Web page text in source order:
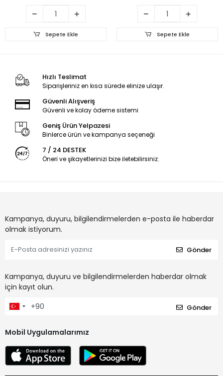
Sepete Ekle Sepete Ekle
Hızlı Teslimat
Siparişleriniz en kısa sürede elinize ulaşır.
Güvenli Alışveriş
Güvenli ve kolay ödeme sistemi
Geniş Ürün Yelpazesi
Binlerce ürün ve kampanya seçeneği
7 / 24 DESTEK
Öneri ve şikayetlerinizi bize iletebilirsiniz.
Kampanya, duyuru, bilgilendirmelerden e-posta ile haberdar
olmak istiyorum.
Gönder
Kampanya, duyuru ve bilgilendirmelerden haberdar olmak
için kayıt olun.
Gönder
Mobil Uygulamalarımız